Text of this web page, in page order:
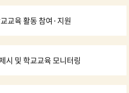
교육 활동 참여·지원
시 및 학교교육 모니터링